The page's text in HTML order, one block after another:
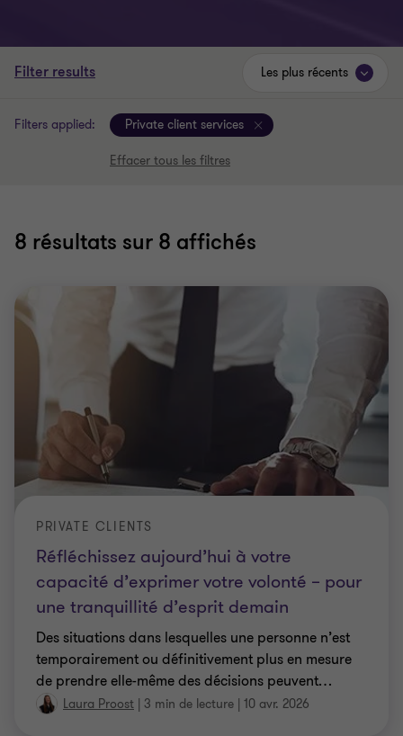
Filter results
Filters applied: Private client services
Effacer tous les filtres
8 résultats sur 8 affichés
Les plus récents
Réfléchissez aujourd’hui à votre
capacité d’exprimer votre volonté – pour
une tranquillité d’esprit demain
PRIVATE CLIENTS
Des situations dans lesquelles une personne n’est
temporairement ou définitivement plus en mesure
de prendre elle-même des décisions peuvent…
Laura Proost | 3 min de lecture | 10 avr. 2026